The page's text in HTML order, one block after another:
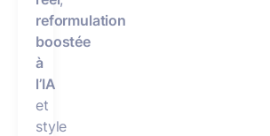
reformulation
boostée
à
l’IA
et
style